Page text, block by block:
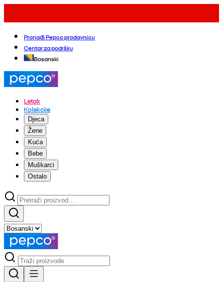
Pronađi Pepco prodavnicu
Centar za podršku
Bosanski
Letak
Kolekcije
Djeca
Žene
Kuća
Bebe
Muškarci
Ostalo